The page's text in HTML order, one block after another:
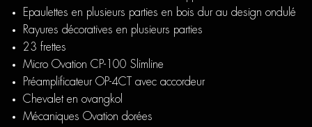
Epaulettes en plusieurs parties en bois dur au design ondulé
Rayures décoratives en plusieurs parties
23 frettes
Micro Ovation CP-100 Slimline
Préamplificateur OP-4CT avec accordeur
Chevalet en ovangkol
Mécaniques Ovation dorées